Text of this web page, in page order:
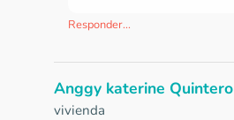
Responder...
Anggy katerine Quintero
vivienda